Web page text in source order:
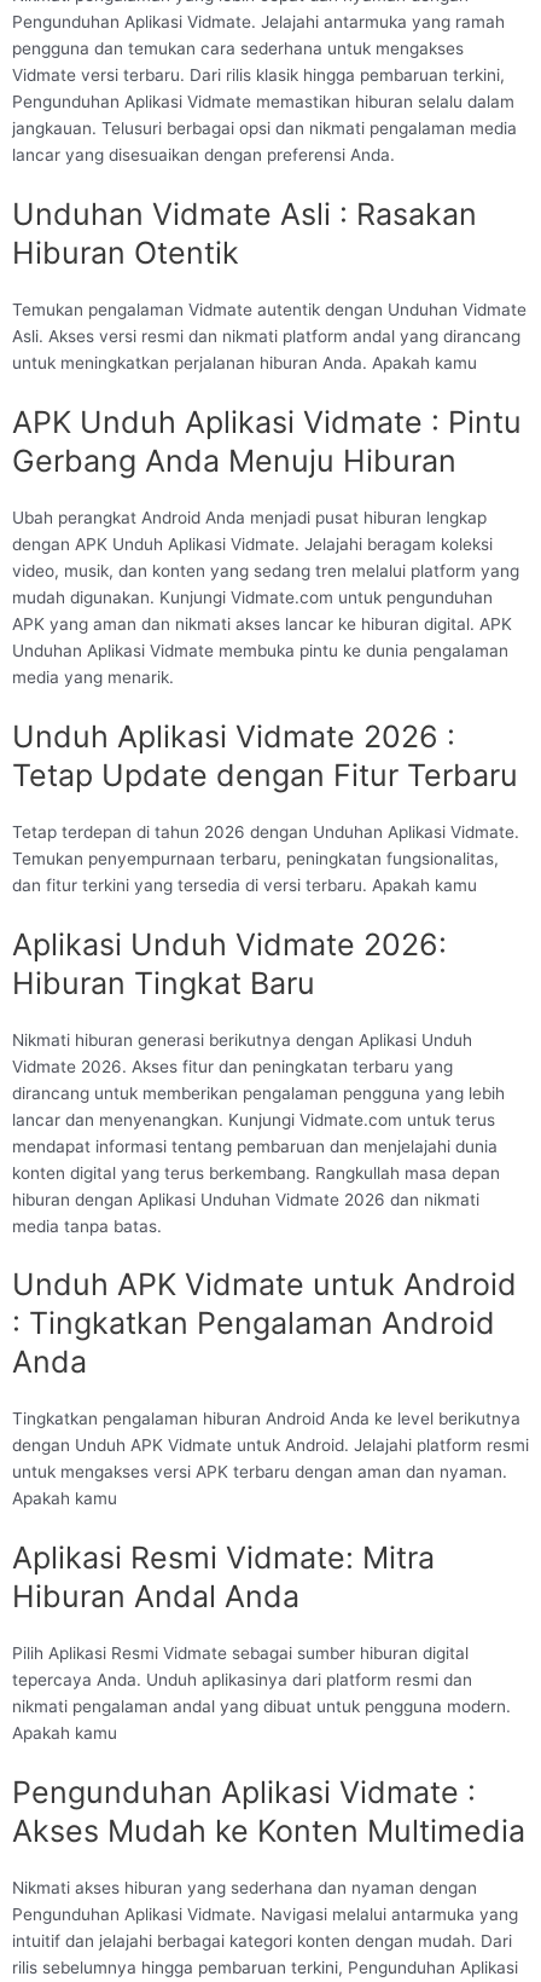
Pengunduhan Aplikasi Vidmate. Jelajahi antarmuka yang ramah
pengguna dan temukan cara sederhana untuk mengakses
Vidmate versi terbaru. Dari rilis klasik hingga pembaruan terkini,
Pengunduhan Aplikasi Vidmate memastikan hiburan selalu dalam
jangkauan. Telusuri berbagai opsi dan nikmati pengalaman media
lancar yang disesuaikan dengan preferensi Anda.
Unduhan Vidmate Asli : Rasakan
Hiburan Otentik
Temukan pengalaman Vidmate autentik dengan Unduhan Vidmate
Asli. Akses versi resmi dan nikmati platform andal yang dirancang
untuk meningkatkan perjalanan hiburan Anda. Apakah kamu
APK Unduh Aplikasi Vidmate : Pintu
Gerbang Anda Menuju Hiburan
Ubah perangkat Android Anda menjadi pusat hiburan lengkap
dengan APK Unduh Aplikasi Vidmate. Jelajahi beragam koleksi
video, musik, dan konten yang sedang tren melalui platform yang
mudah digunakan. Kunjungi Vidmate.com untuk pengunduhan
APK yang aman dan nikmati akses lancar ke hiburan digital. APK
Unduhan Aplikasi Vidmate membuka pintu ke dunia pengalaman
media yang menarik.
Unduh Aplikasi Vidmate 2026 :
Tetap Update dengan Fitur Terbaru
Tetap terdepan di tahun 2026 dengan Unduhan Aplikasi Vidmate.
Temukan penyempurnaan terbaru, peningkatan fungsionalitas,
dan fitur terkini yang tersedia di versi terbaru. Apakah kamu
Aplikasi Unduh Vidmate 2026:
Hiburan Tingkat Baru
Nikmati hiburan generasi berikutnya dengan Aplikasi Unduh
Vidmate 2026. Akses fitur dan peningkatan terbaru yang
dirancang untuk memberikan pengalaman pengguna yang lebih
lancar dan menyenangkan. Kunjungi Vidmate.com untuk terus
mendapat informasi tentang pembaruan dan menjelajahi dunia
konten digital yang terus berkembang. Rangkullah masa depan
hiburan dengan Aplikasi Unduhan Vidmate 2026 dan nikmati
media tanpa batas.
Unduh APK Vidmate untuk Android
: Tingkatkan Pengalaman Android
Anda
Tingkatkan pengalaman hiburan Android Anda ke level berikutnya
dengan Unduh APK Vidmate untuk Android. Jelajahi platform resmi
untuk mengakses versi APK terbaru dengan aman dan nyaman.
Apakah kamu
Aplikasi Resmi Vidmate: Mitra
Hiburan Andal Anda
Pilih Aplikasi Resmi Vidmate sebagai sumber hiburan digital
tepercaya Anda. Unduh aplikasinya dari platform resmi dan
nikmati pengalaman andal yang dibuat untuk pengguna modern.
Apakah kamu
Pengunduhan Aplikasi Vidmate :
Akses Mudah ke Konten Multimedia
Nikmati akses hiburan yang sederhana dan nyaman dengan
Pengunduhan Aplikasi Vidmate. Navigasi melalui antarmuka yang
intuitif dan jelajahi berbagai kategori konten dengan mudah. Dari
rilis sebelumnya hingga pembaruan terkini, Pengunduhan Aplikasi